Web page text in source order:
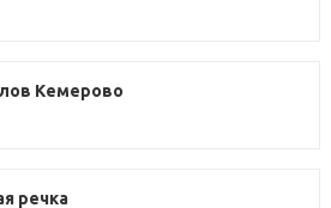
Кемерово
речка